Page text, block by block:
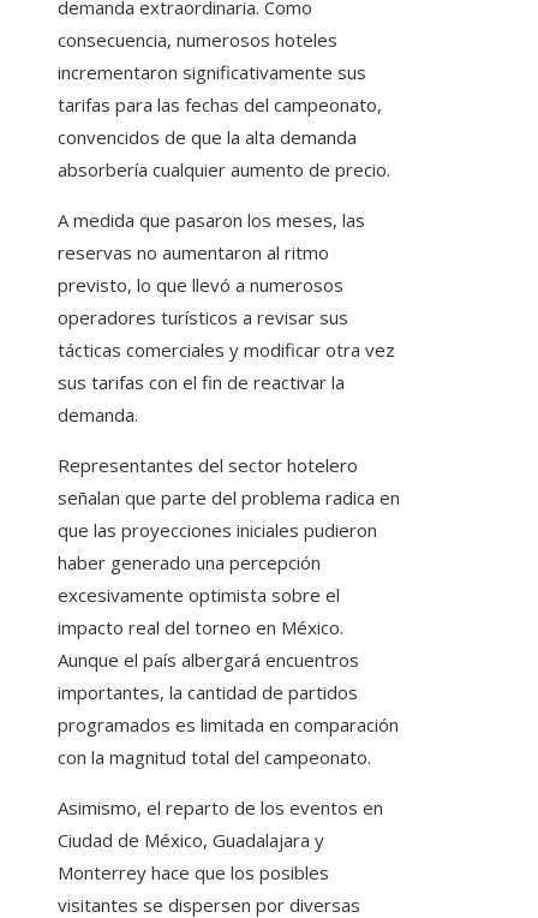
demanda extraordinaria. Como
consecuencia, numerosos hoteles
incrementaron significativamente sus
tarifas para las fechas del campeonato,
convencidos de que la alta demanda
absorbería cualquier aumento de precio.
A medida que pasaron los meses, las
reservas no aumentaron al ritmo
previsto, lo que llevó a numerosos
operadores turísticos a revisar sus
tácticas comerciales y modificar otra vez
sus tarifas con el fin de reactivar la
demanda.
Representantes del sector hotelero
señalan que parte del problema radica en
que las proyecciones iniciales pudieron
haber generado una percepción
excesivamente optimista sobre el
impacto real del torneo en México.
Aunque el país albergará encuentros
importantes, la cantidad de partidos
programados es limitada en comparación
con la magnitud total del campeonato.
Asimismo, el reparto de los eventos en
Ciudad de México, Guadalajara y
Monterrey hace que los posibles
visitantes se dispersen por diversas